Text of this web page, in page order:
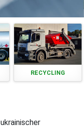
RECYCLING